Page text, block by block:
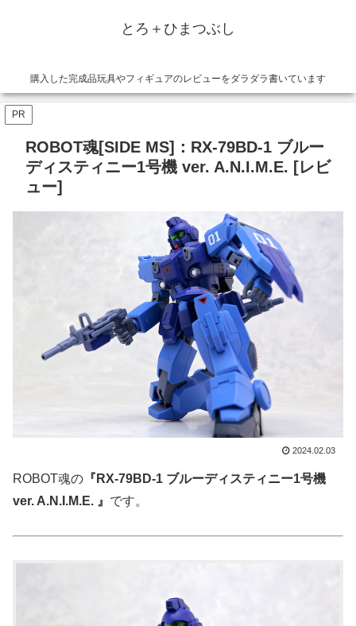
とろ＋ひまつぶし
購入した完成品玩具やフィギュアのレビューをダラダラ書いています
PR
ROBOT魂[SIDE MS]：RX-79BD-1 ブルー
ディスティニー1号機 ver. A.N.I.M.E. [レビ
ュー]
2024.02.03
ROBOT魂の 『RX-79BD-1 ブルーディスティニー1号機
ver. A.N.I.M.E. 』 です。